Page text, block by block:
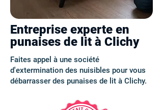
Entreprise experte en
punaises de lit à Clichy
Faites appel à une société
d'extermination des nuisibles pour vous
débarrasser des punaises de lit à Clichy.